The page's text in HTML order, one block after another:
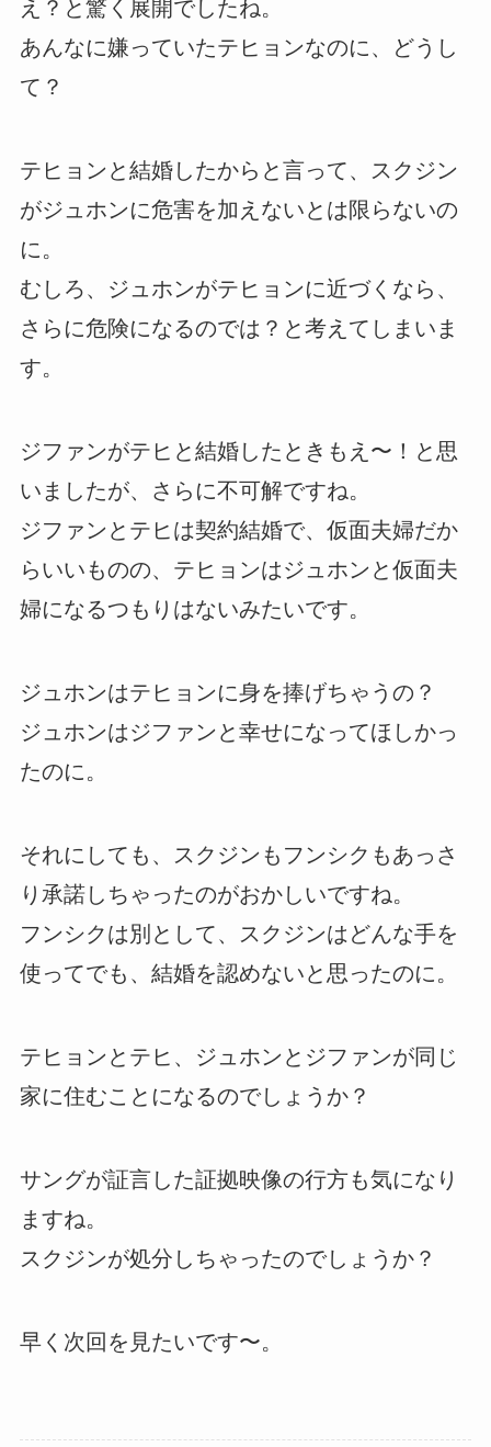
え？と驚く展開でしたね。
あんなに嫌っていたテヒョンなのに、どうし
て？
テヒョンと結婚したからと言って、スクジン
がジュホンに危害を加えないとは限らないの
に。
むしろ、ジュホンがテヒョンに近づくなら、
さらに危険になるのでは？と考えてしまいま
す。
ジファンがテヒと結婚したときもえ〜！と思
いましたが、さらに不可解ですね。
ジファンとテヒは契約結婚で、仮面夫婦だか
らいいものの、テヒョンはジュホンと仮面夫
婦になるつもりはないみたいです。
ジュホンはテヒョンに身を捧げちゃうの？
ジュホンはジファンと幸せになってほしかっ
たのに。
それにしても、スクジンもフンシクもあっさ
り承諾しちゃったのがおかしいですね。
フンシクは別として、スクジンはどんな手を
使ってでも、結婚を認めないと思ったのに。
テヒョンとテヒ、ジュホンとジファンが同じ
家に住むことになるのでしょうか？
サングが証言した証拠映像の行方も気になり
ますね。
スクジンが処分しちゃったのでしょうか？
早く次回を見たいです〜。